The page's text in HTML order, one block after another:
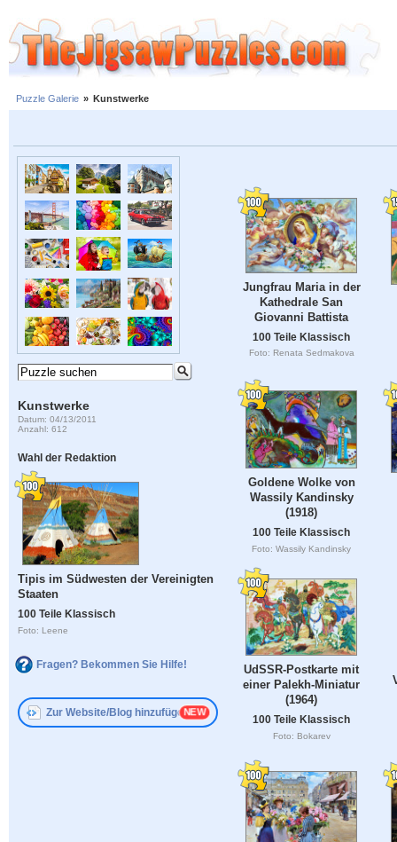
Puzzle Galerie » Kunstwerke
Kunstwerke
Datum: 04/13/2011
Anzahl: 612
Wahl der Redaktion
Tipis im Südwesten der Vereinigten
Staaten
100 Teile Klassisch
Foto: Leene
Fragen? Bekommen Sie Hilfe!
Zur Website/Blog hinzufügen
Jungfrau Maria in der
Kathedrale San
Giovanni Battista
100 Teile Klassisch
Foto: Renata Sedmakova
Goldene Wolke von
Wassily Kandinsky
(1918)
100 Teile Klassisch
Foto: Wassily Kandinsky
UdSSR-Postkarte mit
einer Palekh-Miniatur
(1964)
100 Teile Klassisch
Foto: Bokarev